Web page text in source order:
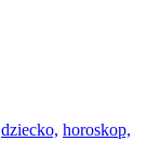
dziecko, horoskop,